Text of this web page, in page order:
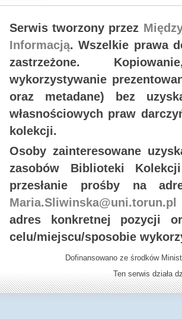
Serwis tworzony przez
Informacją. Wszelkie prawa
zastrzeżone.
wykorzystywanie
oraz metadane) bez
własnościowych praw
kolekcji.
Osoby zainteresowane
zasobów Biblioteki
przesłanie prośby na
Maria.Sliwinska@uni.torun.pl
adres konkretnej pozycji
celu/miejscu/sposobie
Dofinansowano ze środków
Ten serwis działa